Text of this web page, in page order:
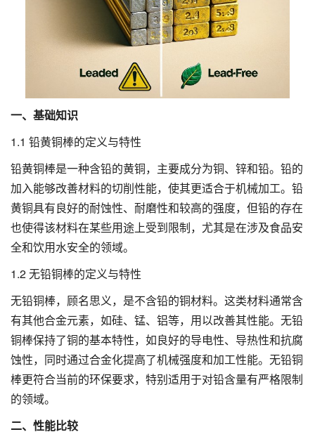
一、基础知识
1.1 铅黄铜棒的定义与特性
铅黄铜棒是一种含铅的黄铜，主要成分为铜、锌和铅。铅的
加入能够改善材料的切削性能，使其更适合于机械加工。铅
黄铜具有良好的耐蚀性、耐磨性和较高的强度，但铅的存在
也使得该材料在某些用途上受到限制，尤其是在涉及食品安
全和饮用水安全的领域。
1.2 无铅铜棒的定义与特性
无铅铜棒，顾名思义，是不含铅的铜材料。这类材料通常含
有其他合金元素，如硅、锰、铝等，用以改善其性能。无铅
铜棒保持了铜的基本特性，如良好的导电性、导热性和抗腐
蚀性，同时通过合金化提高了机械强度和加工性能。无铅铜
棒更符合当前的环保要求，特别适用于对铅含量有严格限制
的领域。
二、性能比较